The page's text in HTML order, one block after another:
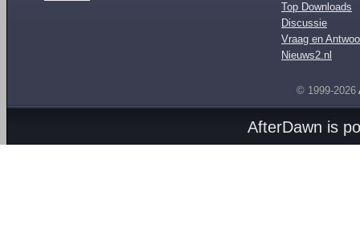
Top Downloads
Discussie
Vraag en
Nieuws2.nl
© 1999-2026
AfterDawn is